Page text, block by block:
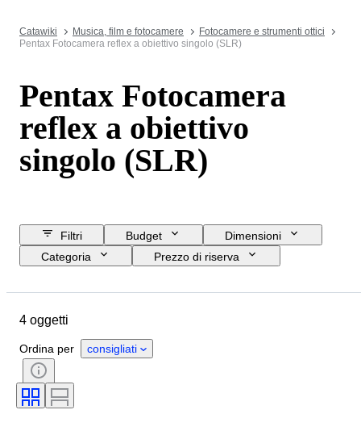
Catawiki Musica, film e fotocamere
Fotocamere e strumenti ottici
Pentax Fotocamera reflex a obiettivo singolo (SLR)
Pentax Fotocamera
reflex a obiettivo
singolo (SLR)
Filtri Budget
Dimensioni
Categoria
Prezzo di riserva
Condizioni
Attacco obiettivo
Epoca
Tipo di pellicola
4 oggetti
Ordina per consigliati